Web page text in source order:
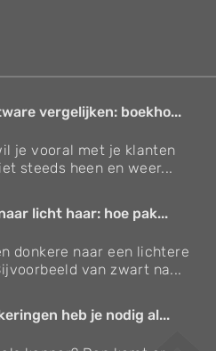
vergelijken: boekho...
je vooral met je klanten
steeds heen en weer...
licht haar: hoe pak...
donkere naar een lichtere
van zwart na...
heb je nodig al...